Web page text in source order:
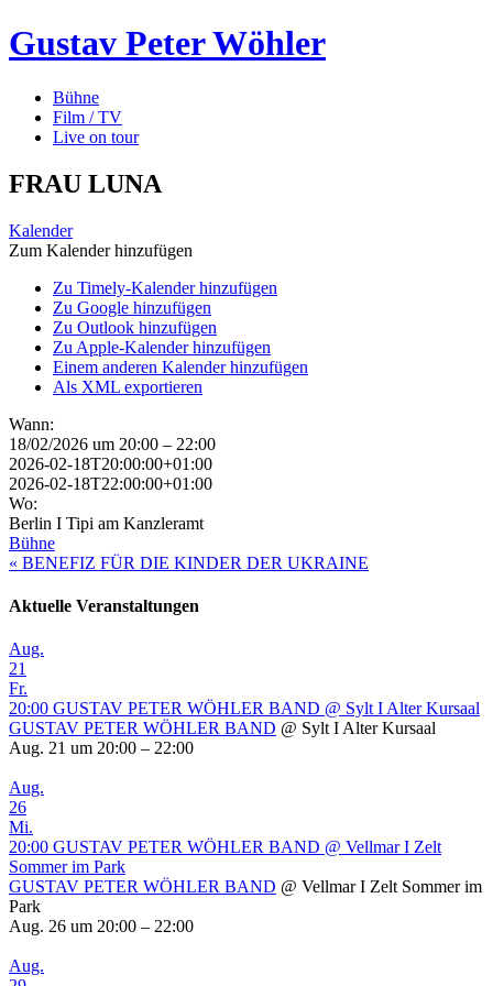
Gustav Peter Wöhler
Bühne
Film / TV
Live on tour
FRAU LUNA
Kalender
Zum Kalender hinzufügen
Zu Timely-Kalender hinzufügen
Zu Google hinzufügen
Zu Outlook hinzufügen
Zu Apple-Kalender hinzufügen
Einem anderen Kalender hinzufügen
Als XML exportieren
Wann:
18/02/2026 um 20:00 – 22:00
2026-02-18T20:00:00+01:00
2026-02-18T22:00:00+01:00
Wo:
Berlin I Tipi am Kanzleramt
Bühne
« BENEFIZ FÜR DIE KINDER DER UKRAINE
Aktuelle Veranstaltungen
Aug.
21
Fr.
20:00 GUSTAV PETER WÖHLER BAND @ Sylt I Alter Kursaal
GUSTAV PETER WÖHLER BAND @ Sylt I Alter Kursaal
Aug. 21 um 20:00 – 22:00
Aug.
26
Mi.
20:00 GUSTAV PETER WÖHLER BAND @ Vellmar I Zelt
Sommer im Park
GUSTAV PETER WÖHLER BAND @ Vellmar I Zelt Sommer im
Park
Aug. 26 um 20:00 – 22:00
Aug.